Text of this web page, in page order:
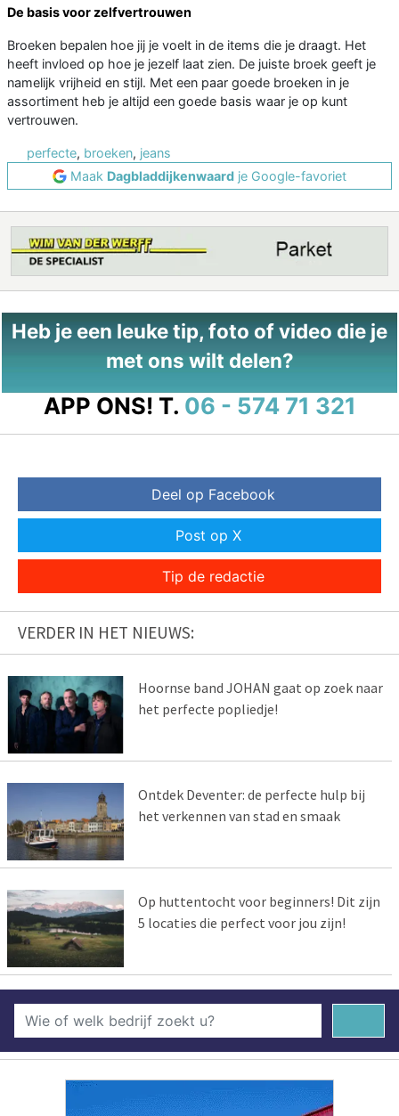
De basis voor zelfvertrouwen
Broeken bepalen hoe jij je voelt in de items die je draagt. Het
heeft invloed op hoe je jezelf laat zien. De juiste broek geeft je
namelijk vrijheid en stijl. Met een paar goede broeken in je
assortiment heb je altijd een goede basis waar je op kunt
vertrouwen.
perfecte, broeken, jeans
Maak Dagbladdijkenwaard je Google-favoriet
Heb je een leuke tip, foto of video die je
met ons wilt delen?
APP ONS! T. 06 - 574 71 321
Deel op Facebook
Post op X
Tip de redactie
VERDER IN HET NIEUWS:
Hoornse band JOHAN gaat op zoek naar
het perfecte popliedje!
Ontdek Deventer: de perfecte hulp bij
het verkennen van stad en smaak
Op huttentocht voor beginners! Dit zijn
5 locaties die perfect voor jou zijn!